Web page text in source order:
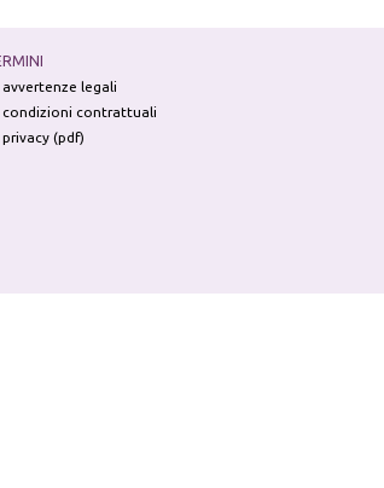
avvertenze legali
condizioni contrattuali
privacy (pdf)